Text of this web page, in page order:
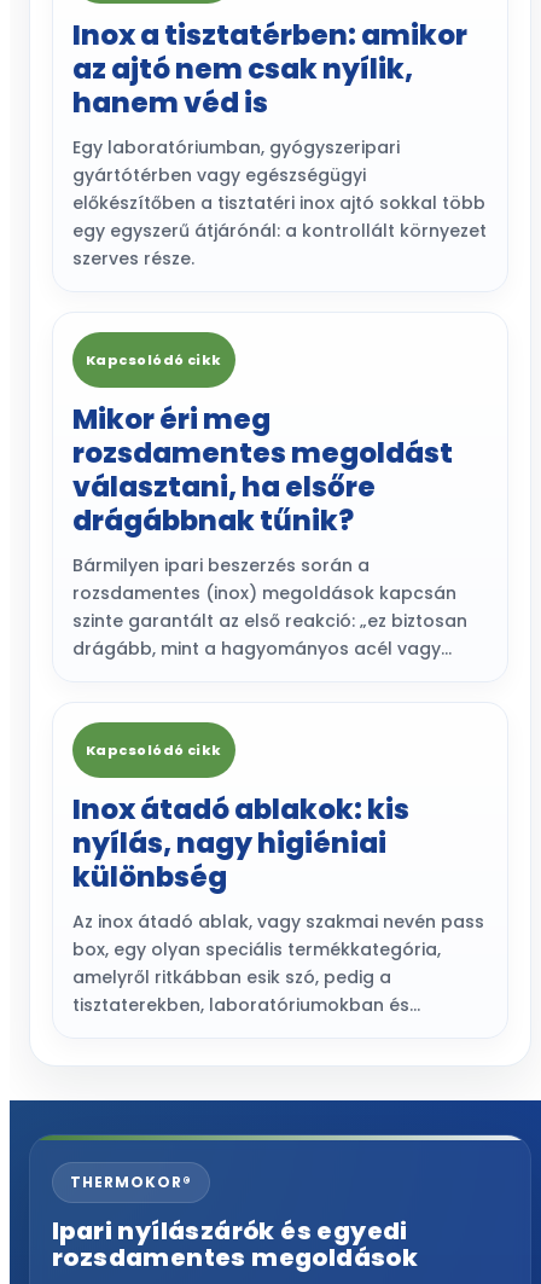
Inox a tisztatérben: amikor
az ajtó nem csak nyílik,
hanem véd is
Egy laboratóriumban, gyógyszeripari
gyártótérben vagy egészségügyi
előkészítőben a tisztatéri inox ajtó sokkal több
egy egyszerű átjárónál: a kontrollált környezet
szerves része.
Kapcsolódó cikk
Mikor éri meg
rozsdamentes megoldást
választani, ha elsőre
drágábbnak tűnik?
Bármilyen ipari beszerzés során a
rozsdamentes (inox) megoldások kapcsán
szinte garantált az első reakció: „ez biztosan
drágább, mint a hagyományos acél vagy…
Kapcsolódó cikk
Inox átadó ablakok: kis
nyílás, nagy higiéniai
különbség
Az inox átadó ablak, vagy szakmai nevén pass
box, egy olyan speciális termékkategória,
amelyről ritkábban esik szó, pedig a
tisztaterekben, laboratóriumokban és…
THERMOKOR®
Ipari nyílászárók és egyedi
rozsdamentes megoldások